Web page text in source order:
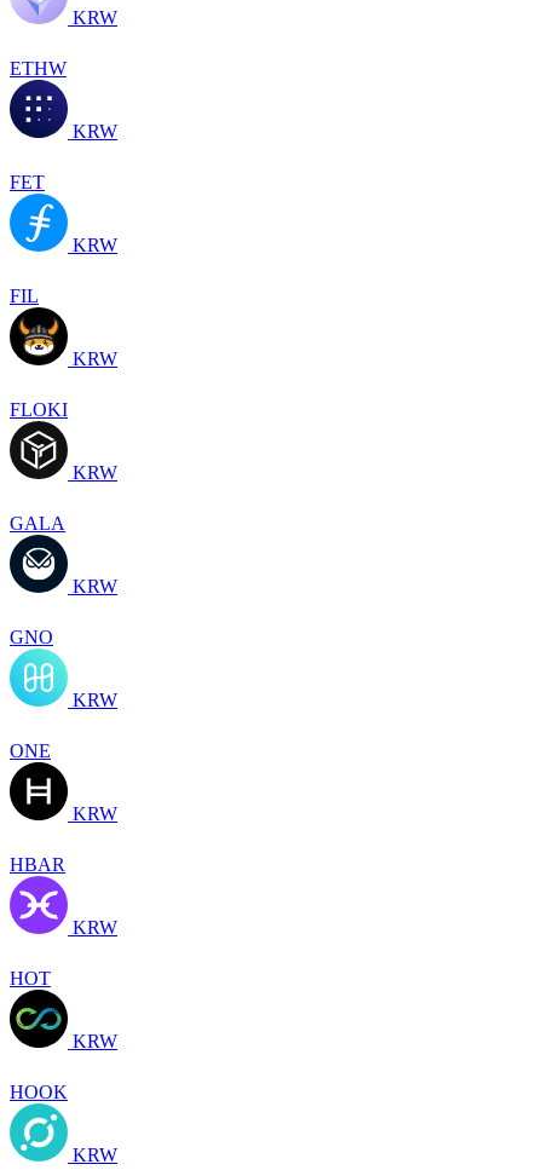
KRW
ETHW
KRW
FET
KRW
FIL
KRW
FLOKI
KRW
GALA
KRW
GNO
KRW
ONE
KRW
HBAR
KRW
HOT
KRW
HOOK
KRW